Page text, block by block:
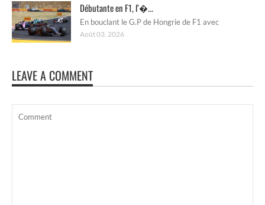
Débutante en F1, l’�...
En bouclant le G.P de Hongrie de F1 avec
Août 03, 2026
LEAVE A COMMENT